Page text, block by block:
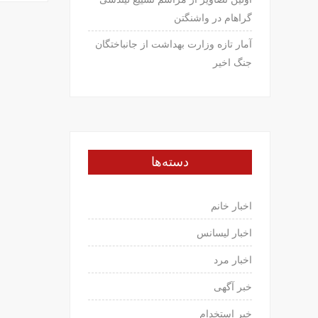
گراهام در واشنگتن
آمار تازه وزارت بهداشت از جانباختگان
جنگ اخیر
دسته‌ها
اخبار خانم
اخبار لیسانس
اخبار مرد
خبر آگهی
خبر استخدام